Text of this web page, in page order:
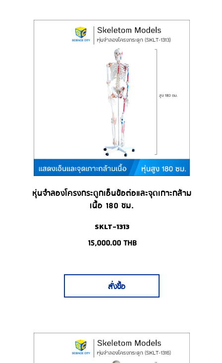
หุ่นจำลองโครงกระดูกเอ็นข้อต่อและจุดเกาะกล้าม
เนื้อ 180 ซม.
SKLT-1313
15,000.00 THB
สั่งซื้อ